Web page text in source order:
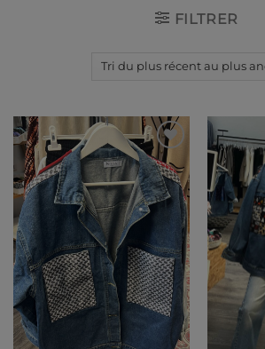
FILTRER
Ajouter
à ma
liste de
souhaits